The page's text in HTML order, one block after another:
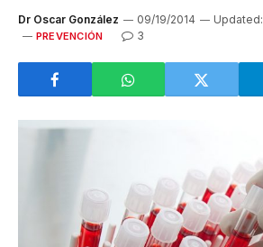
Dr Oscar González 09/19/2014 Updated:
PREVENCIÓN 3